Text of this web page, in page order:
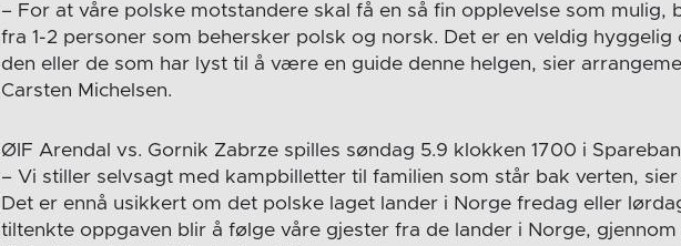
– For at våre polske motstandere skal få en så fin opplevelse som mulig,
fra 1-2 personer som behersker polsk og norsk. Det er en veldig hyggelig
den eller de som har lyst til å være en guide denne helgen, sier
Carsten Michelsen.
ØIF Arendal vs. Gornik Zabrze spilles søndag 5.9 klokken 1700 i
– Vi stiller selvsagt med kampbilletter til familien som står bak verten, sier
Det er ennå usikkert om det polske laget lander i Norge fredag eller
tiltenkte oppgaven blir å følge våre gjester fra de lander i Norge,